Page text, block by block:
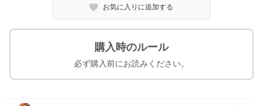
お気に入りに追加する
購入時のルール
必ず購入前にお読みください。